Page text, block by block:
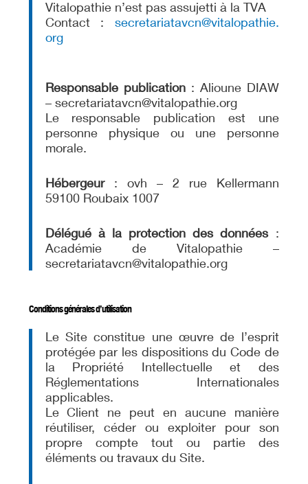
Vitalopathie n’est pas assujetti à la TVA
Contact : secretariatavcn@vitalopathie.
org
Responsable publication: Alioune DIAW
– secretariatavcn@vitalopathie.org
Le responsable publication est une
personne physique ou une personne
morale.
Hébergeur: ovh – 2 rue Kellermann
59100 Roubaix 1007
Délégué à la protection des données:
Académie de Vitalopathie –
secretariatavcn@vitalopathie.org
Conditions générales d’utilisation
Le Site constitue une œuvre de l’esprit
protégée par les dispositions du Code de
la Propriété Intellectuelle et des
Réglementations Internationales
applicables.
Le Client ne peut en aucune manière
réutiliser, céder ou exploiter pour son
propre compte tout ou partie des
éléments ou travaux du Site.